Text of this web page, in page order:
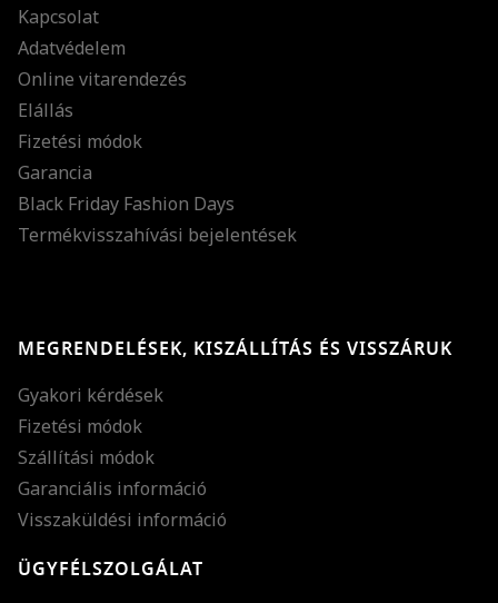
Kapcsolat
Adatvédelem
Online vitarendezés
Elállás
Fizetési módok
Garancia
Black Friday Fashion Days
Termékvisszahívási bejelentések
MEGRENDELÉSEK, KISZÁLLÍTÁS ÉS VISSZÁRUK
Gyakori kérdések
Fizetési módok
Szállítási módok
Garanciális információ
Visszaküldési információ
ÜGYFÉLSZOLGÁLAT